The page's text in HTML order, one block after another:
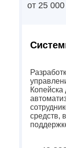
от 25 000
Копейска
средств,